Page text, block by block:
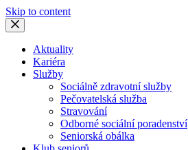
Skip to content
Aktuality
Kariéra
Služby
Sociálně zdravotní služby
Pečovatelská služba
Stravování
Odborné sociální poradenství
Seniorská obálka